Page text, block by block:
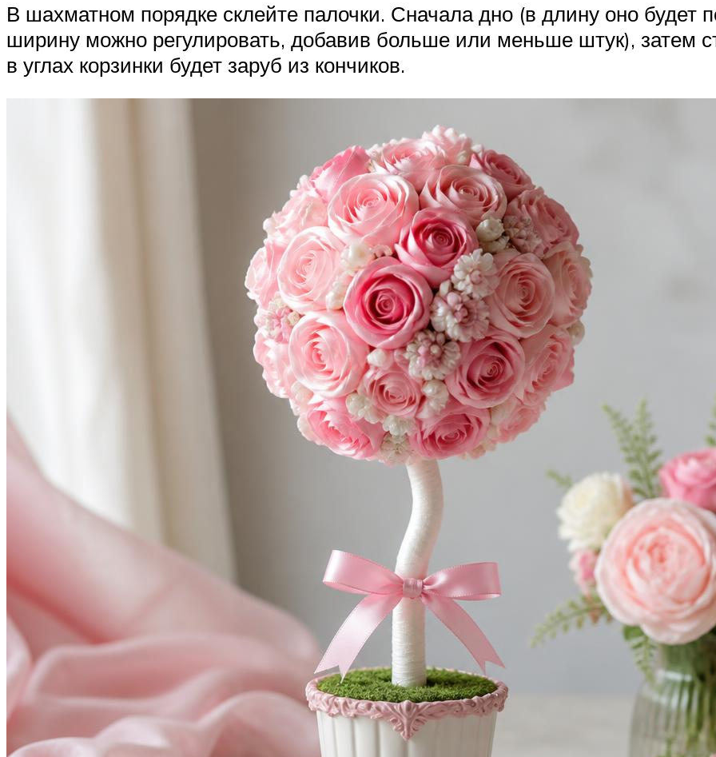
В шахматном порядке склейте палочки. Сначала дно (в длину оно будет
ширину можно регулировать, добавив больше или меньше штук), затем
в углах корзинки будет заруб из кончиков.